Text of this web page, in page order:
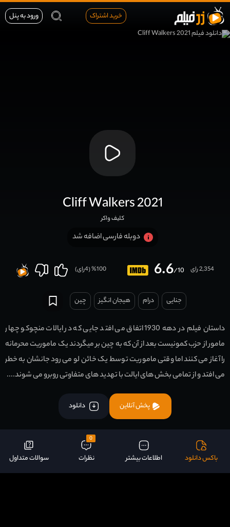
خرید اشتراک ورود به پنل
Cliff Walkers 2021
کلیف واکر
دوبله فارسی اضافه شد
6.6/10 2,354 رای 100
% (
4رای)
جنایی درام هیجان انگیز چين
داستان فیلم در دهه 1930 اتفاق می افتد جایی که در ایالات منچوکو چهار
مامور از حزب کمونیست بعد از آن که به چین بر میگردند یک ماموریت محرمانه
را آغاز می کنند اما وقتی ماموریت توسط یک خائن لو می رود جانشان به خطر
می افتد و از تمامی بخش های ایالت با تهدید های متفاوتی روبرو می شوند....
پخش آنلاین دانلود
باکس دانلود اطلاعات بیشتر
0
نظرات سوالات متداول